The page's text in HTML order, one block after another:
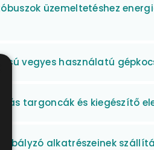
üzemeltetéshez
vegyes használatú
targoncák és kiegészítő
alkatrészeinek